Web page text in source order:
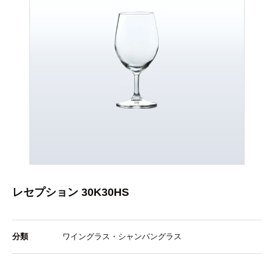
レセプション 30K30HS
分類 ワイングラス・シャンパングラス